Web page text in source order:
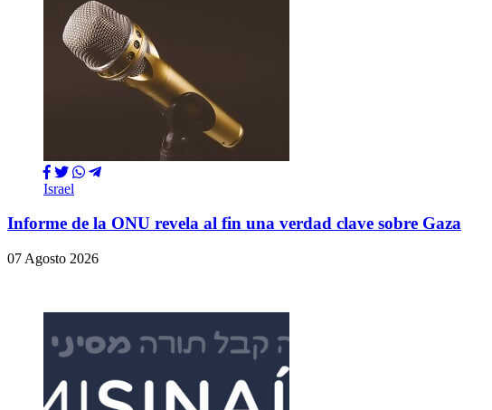
Israel
Informe de la ONU revela al fin una verdad clave sobre Gaza
07 Agosto 2026